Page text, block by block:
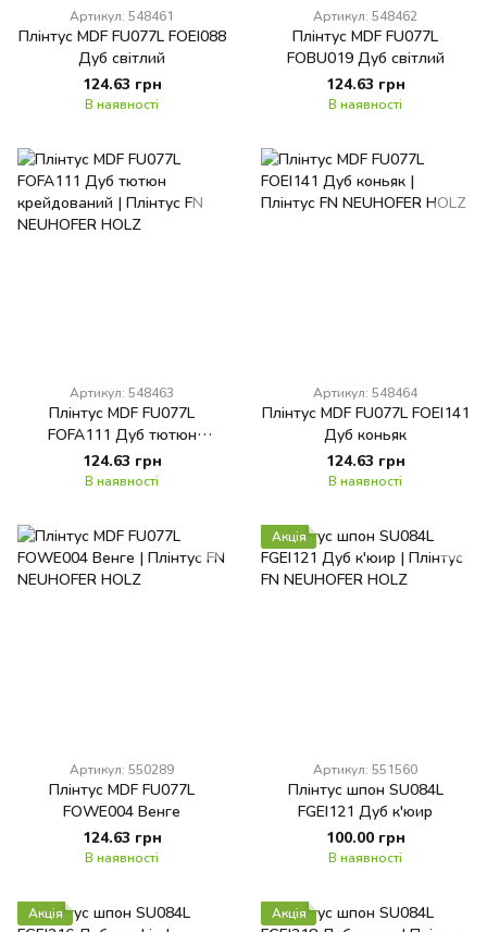
Артикул: 548461
Плінтус MDF FU077L FOEI088
Дуб світлий
124.63 грн
В наявності
Артикул: 548462
Плінтус MDF FU077L
FOBU019 Дуб світлий
124.63 грн
В наявності
Артикул: 548463
Плінтус MDF FU077L
FOFA111 Дуб тютюн
крейдований
124.63 грн
В наявності
Артикул: 548464
Плінтус MDF FU077L FOEI141
Дуб коньяк
124.63 грн
В наявності
Артикул: 550289
Плінтус MDF FU077L
FOWE004 Венге
124.63 грн
В наявності
Акція
Артикул: 551560
Плінтус шпон SU084L
FGEI121 Дуб к'юир
100.00 грн
В наявності
Акція Акція